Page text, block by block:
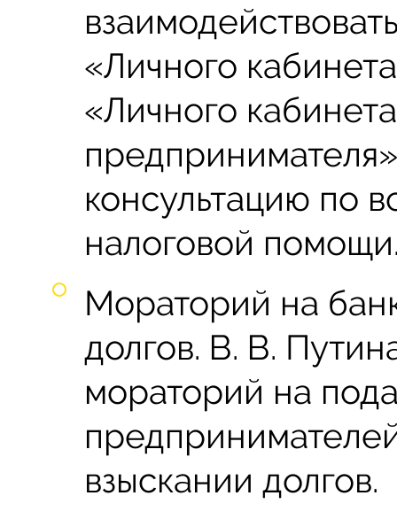
«Личного
«Личного
консультацию по
налоговой
Мораторий на
долгов. В. В.
мораторий на
взыскании долгов.